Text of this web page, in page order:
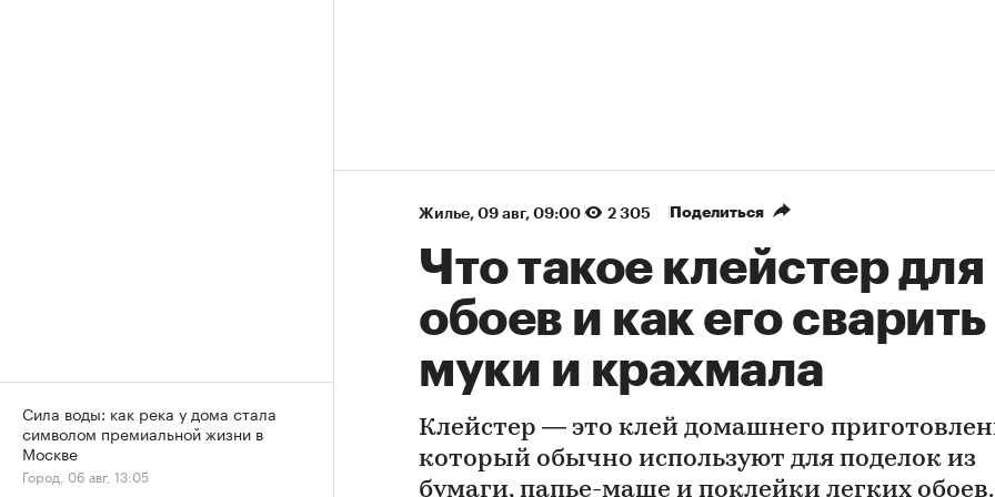
Жилье⁠, 09 авг, 09:00 2 305 Поделиться
Что такое клейстер для
обоев и как его сварить
муки и крахмала
Клейстер — это клей домашнего
который обычно используют для поделок из
бумаги, папье-маше и поклейки легких
Сила воды: как река у дома стала
символом премиальной жизни в
Москве
Город, 06 авг, 13:05